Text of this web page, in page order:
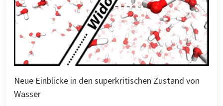
Neue Einblicke in den superkritischen Zustand von
Wasser